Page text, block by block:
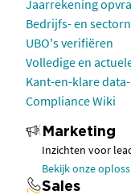
Jaarrekening
Bedrijfs- en
UBO's verifiëren
Volledige en
Kant-en-klare
Compliance Wiki
Marketing
Inzichten voor
Bekijk onze
Sales